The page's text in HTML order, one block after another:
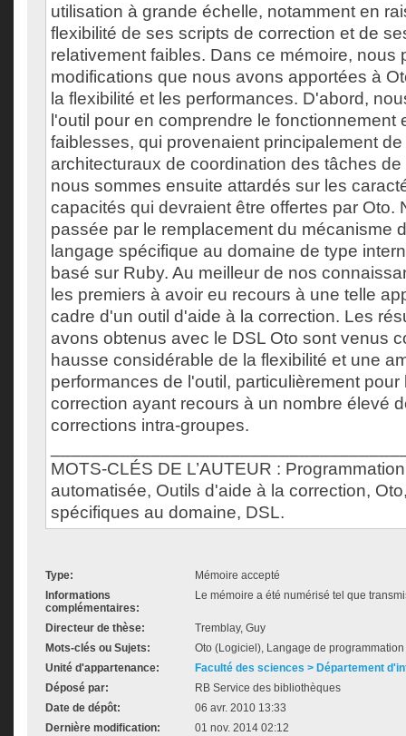
utilisation à grande échelle, notamment en
flexibilité de ses scripts de correction et de
relativement faibles. Dans ce mémoire, nous
modifications que nous avons apportées à
la flexibilité et les performances. D'abord,
l'outil pour en comprendre le fonctionnement
faiblesses, qui provenaient principalement
architecturaux de coordination des tâches
nous sommes ensuite attardés sur les
capacités qui devraient être offertes par Oto.
passée par le remplacement du mécanisme
langage spécifique au domaine de type
basé sur Ruby. Au meilleur de nos
les premiers à avoir eu recours à une telle
cadre d'un outil d'aide à la correction. Les
avons obtenus avec le DSL Oto sont venus
hausse considérable de la flexibilité et une
performances de l'outil, particulièrement pour
correction ayant recours à un nombre élevé
corrections intra-groupes.
MOTS-CLÉS DE L’AUTEUR :
automatisée, Outils d'aide à la correction,
spécifiques au domaine, DSL.
Type:
Mémoire accepté
Informations
complémentaires:
Le mémoire a été numérisé tel que
Directeur de thèse:
Tremblay, Guy
Mots-clés ou Sujets:
Oto (Logiciel), Langage de
Unité d'appartenance:
Faculté des sciences > Département
Déposé par:
RB Service des bibliothèques
Date de dépôt:
06 avr. 2010 13:33
Dernière modification:
01 nov. 2014 02:12